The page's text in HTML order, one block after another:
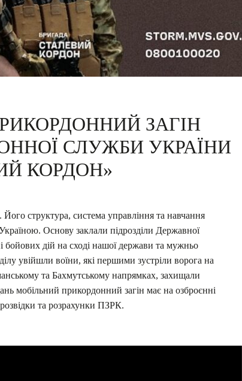
ЗАГІН
СЛУЖБИ УКРАЇНИ
КОРДОН»
структура, система управління та навчання
Основу заклали підрозділи Державної
дій на сході нашої держави та мужньо
увійшли воїни, які першими зустріли ворога на
та Бахмутському напрямках, захищали
мобільний прикордонний загін має на озброєнні
та розрахунки ПЗРК.